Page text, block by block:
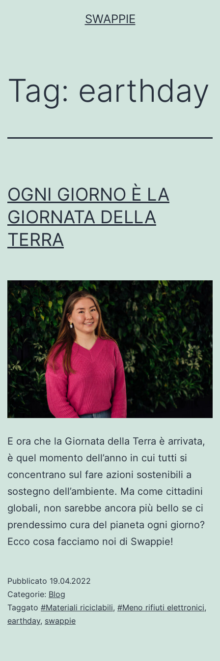
SWAPPIE
Tag: earthday
OGNI GIORNO È LA
GIORNATA DELLA
TERRA
E ora che la Giornata della Terra è arrivata,
è quel momento dell’anno in cui tutti si
concentrano sul fare azioni sostenibili a
sostegno dell’ambiente. Ma come cittadini
globali, non sarebbe ancora più bello se ci
prendessimo cura del pianeta ogni giorno?
Ecco cosa facciamo noi di Swappie!
Pubblicato 19.04.2022
Categorie: Blog
Taggato #Materiali riciclabili, #Meno rifiuti elettronici,
earthday, swappie